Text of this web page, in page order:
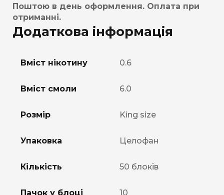
Поштою в день оформлення. Оплата при
отриманні.
Додаткова інформація
Вміст нікотину 0.6
Вміст смоли 6.0
Розмір King size
Упаковка Целофан
Кількість 50 блоків
Пачок у блоці 10